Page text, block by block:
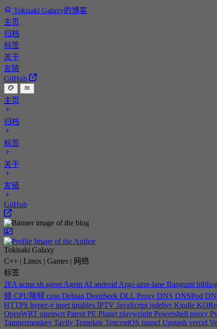
Tokisaki Galaxy的博客
主页
归档
标签
关于
友链
GitHub
主页
归档
标签
关于
友链
GitHub
Tokisaki Galaxy
C++ | Linux | Games | 网络
标签
2FA acme.sh agent Agent AI android Argo azur-lane Bangumi
频 CPU降频 cron Debian DeepSeek DLL Proxy DNS DNSPod
HTTPS hyper-v ipset iptables IPTV JavaScript jsdelivrKindle
OpenWRT openwrt Parrot PE Planet playwright Powershell proxy
Tampermonkey Tavily Template TencentOS tunnel Upstash vercel